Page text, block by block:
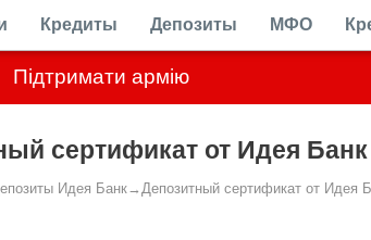
Підтримати армію
Кредиты Депозиты МФО
сертификат от Идея Банк
Идея Банк→ Депозитный сертификат от Идея